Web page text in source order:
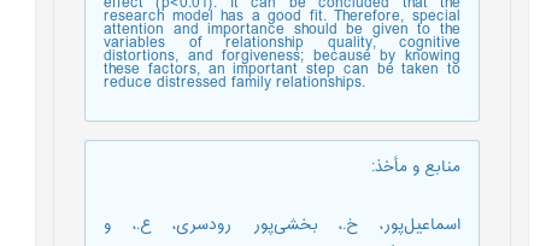
research model has a good fit. Therefore, special
attention and importance should be given to the
variables of relationship quality, cognitive
distortions, and forgiveness; because by knowing
these factors, an important step can be taken to
reduce distressed family relationships.
منابع و مأخذ:
اسماعیل‌‌پور، خ.، بخشی‌‌پور رودسری، ع.، و